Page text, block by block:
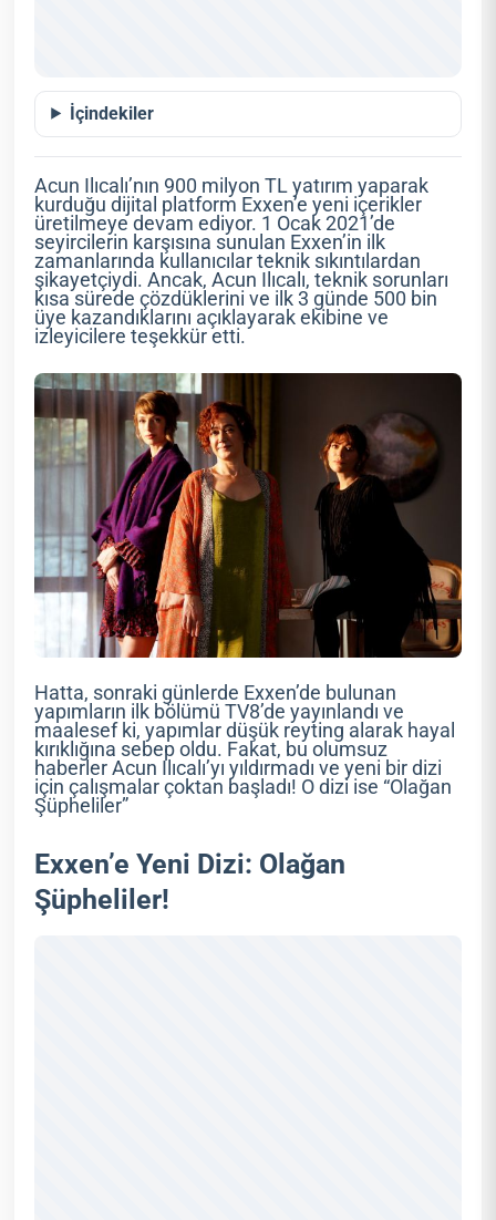
İçindekiler
Acun Ilıcalı’nın 900 milyon TL yatırım yaparak
kurduğu dijital platform Exxen’e yeni içerikler
üretilmeye devam ediyor. 1 Ocak 2021’de
seyircilerin karşısına sunulan Exxen’in ilk
zamanlarında kullanıcılar teknik sıkıntılardan
şikayetçiydi. Ancak, Acun Ilıcalı, teknik sorunları
kısa sürede çözdüklerini ve ilk 3 günde 500 bin
üye kazandıklarını açıklayarak ekibine ve
izleyicilere teşekkür etti.
Hatta, sonraki günlerde Exxen’de bulunan
yapımların ilk bölümü TV8’de yayınlandı ve
maalesef ki, yapımlar düşük reyting alarak hayal
kırıklığına sebep oldu. Fakat, bu olumsuz
haberler Acun Ilıcalı’yı yıldırmadı ve yeni bir dizi
için çalışmalar çoktan başladı! O dizi ise “Olağan
Şüpheliler”
Exxen’e Yeni Dizi: Olağan
Şüpheliler!